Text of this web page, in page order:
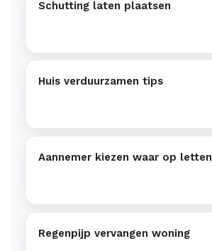
Schutting laten plaatsen
Huis verduurzamen tips
Aannemer kiezen waar op letten
Regenpijp vervangen woning